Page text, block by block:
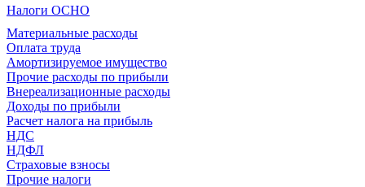
Налоги ОСНО
Материальные расходы
Оплата труда
Амортизируемое имущество
Прочие расходы по прибыли
Внереализационные расходы
Доходы по прибыли
Расчет налога на прибыль
НДС
НДФЛ
Страховые взносы
Прочие налоги